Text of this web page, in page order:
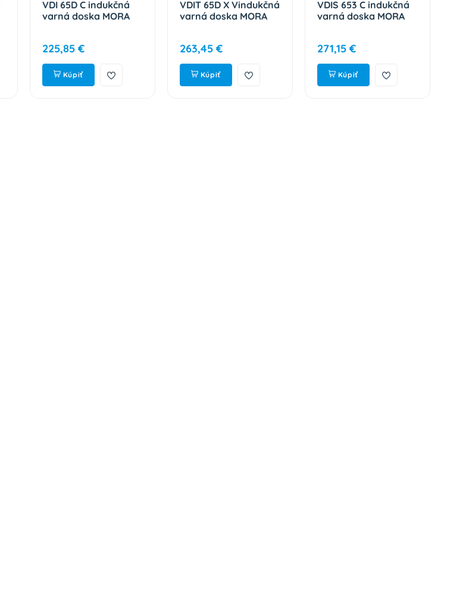
VDI 65D C indukčná
varná doska MORA
225,85 €
Kúpiť
VDIT 65D X Vindukčná
varná doska MORA
263,45 €
Kúpiť
VDIS 653 C indukčná
varná doska MORA
271,15 €
Kúpiť